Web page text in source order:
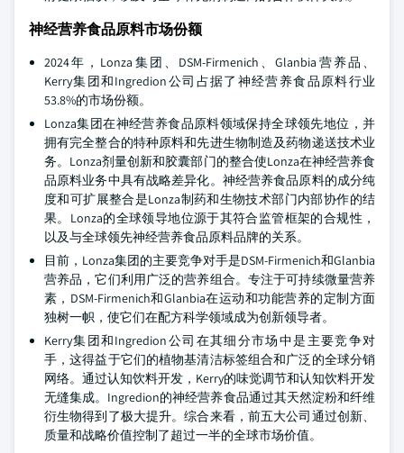
神经营养食品原料市场份额
2024年，Lonza集团、DSM-Firmenich、Glanbia营养品、
Kerry集团和Ingredion公司占据了神经营养食品原料行业
53.8%的市场份额。
Lonza集团在神经营养食品原料领域保持全球领先地位，并
拥有完全整合的特种原料和先进生物制造及药物递送技术业
务。Lonza剂量创新和胶囊部门的整合使Lonza在神经营养食
品原料业务中具有战略差异化。神经营养食品原料的成分纯
度和可扩展整合是Lonza制药和生物技术部门内部协作的结
果。Lonza的全球领导地位源于其符合监管框架的合规性，
以及与全球领先神经营养食品原料品牌的关系。
目前，Lonza集团的主要竞争对手是DSM-Firmenich和Glanbia
营养品，它们利用广泛的营养组合。专注于可持续微量营养
素，DSM-Firmenich和Glanbia在运动和功能营养的定制方面
独树一帜，使它们在配方科学领域成为创新领导者。
Kerry集团和Ingredion公司在其细分市场中是主要竞争对
手，这得益于它们的植物基清洁标签组合和广泛的全球分销
网络。通过认知饮料开发，Kerry的味觉调节和认知饮料开发
无缝集成。Ingredion的神经营养食品通过其天然淀粉和纤维
衍生物得到了极大提升。综合来看，前五大公司通过创新、
质量和战略价值控制了超过一半的全球市场价值。